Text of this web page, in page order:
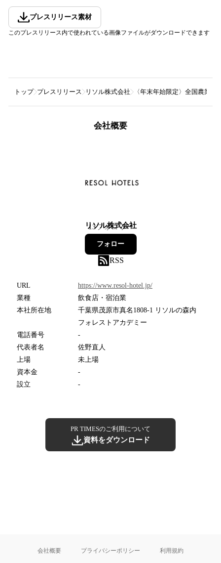
プレスリリース素材
このプレスリリース内で使われている画像ファイルがダウンロードできます
トップ プレスリリース リソル株式会社 〈年末年始限定〉全国農業
会社概要
リソル株式会社
13フォロワー
フォロー
RSS
URL
https://www.resol-hotel.jp/
業種
飲食店・宿泊業
本社所在地
千葉県茂原市真名1808-1 リソルの森内
フォレストアカデミー
電話番号
-
代表者名
佐野直人
上場
未上場
資本金
-
設立
-
PR TIMESのご利用について
資料をダウンロード
会社概要 プライバシーポリシー 利用規約